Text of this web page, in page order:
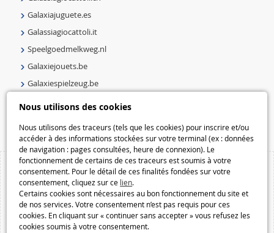
Nous utilisons des cookies
Nous utilisons des traceurs (tels que les cookies) pour inscrire et/ou
accéder à des informations stockées sur votre terminal (ex : données
de navigation : pages consultées, heure de connexion). Le
fonctionnement de certains de ces traceurs est soumis à votre
consentement. Pour le détail de ces finalités fondées sur votre
consentement, cliquez sur ce lien.
Certains cookies sont nécessaires au bon fonctionnement du site et
de nos services. Votre consentement n’est pas requis pour ces
cookies. En cliquant sur « continuer sans accepter » vous refusez les
cookies soumis à votre consentement.
Galaxiajuguete.es
Galassiagiocattoli.it
Speelgoedmelkweg.nl
Galaxiejouets.be
Galaxiespielzeug.be